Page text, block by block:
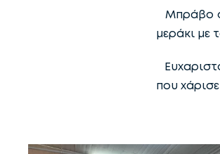
Μπράβο
μεράκι με
που